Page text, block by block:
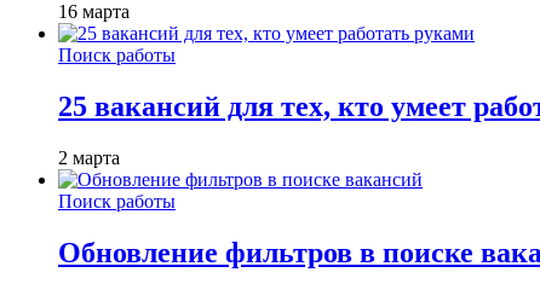
16 марта
Поиск работы
25 вакансий для тех, кто умеет
2 марта
Поиск работы
Обновление фильтров в поиске